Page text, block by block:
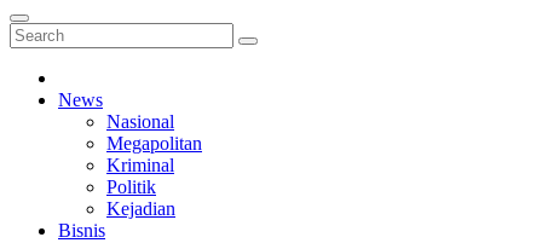
News
Nasional
Megapolitan
Kriminal
Politik
Kejadian
Bisnis